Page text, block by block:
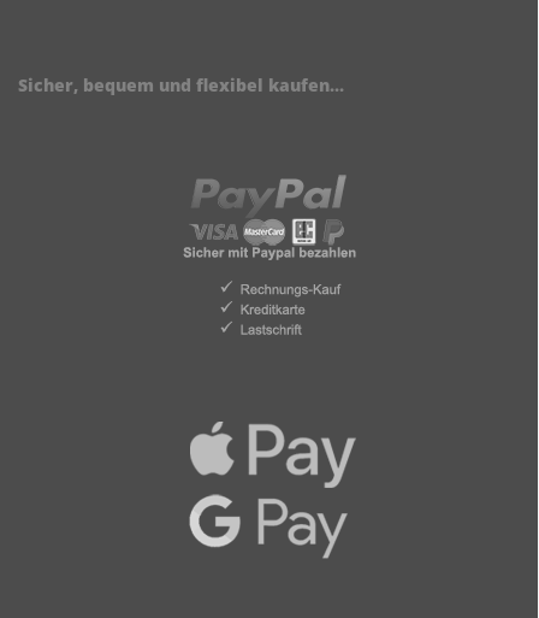
Sicher, bequem und flexibel kaufen...